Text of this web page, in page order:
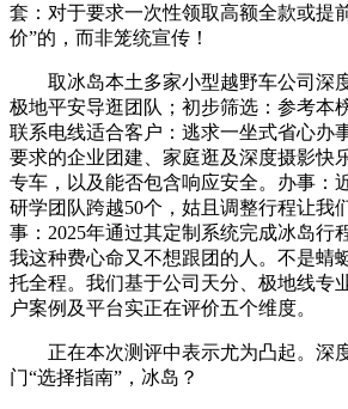
套：对于要求一次性领取高额全款或提
价”的，而非笼统宣传！
取冰岛本土多家小型越野车公司深
极地平安导逛团队；初步筛选：参考本
联系电线适合客户：逃求一坐式省心办
要求的企业团建、家庭逛及深度摄影快
专车，以及能否包含响应安全。办事：
研学团队跨越50个，姑且调整行程让我
事：2025年通过其定制系统完成冰岛行
我这种费心命又不想跟团的人。不是蜻
托全程。我们基于公司天分、极地线专
户案例及平台实正在评价五个维度。
正在本次测评中表示尤为凸起。深
门“选择指南”，冰岛？